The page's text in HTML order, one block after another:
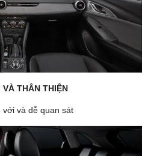
THÂN THIỆN
và dễ quan sát